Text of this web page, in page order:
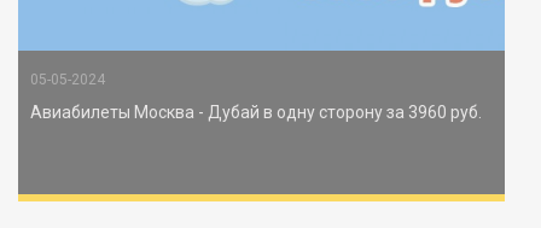
05-05-2024
Авиабилеты Москва - Дубай в одну сторону за 3960 руб.